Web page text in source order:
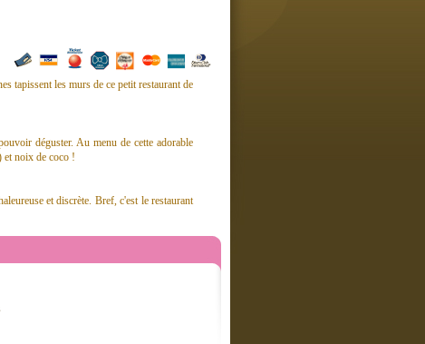
tapissent les murs de ce petit restaurant de
déguster. Au menu de cette adorable
et noix de coco !
et discrète. Bref, c'est le restaurant